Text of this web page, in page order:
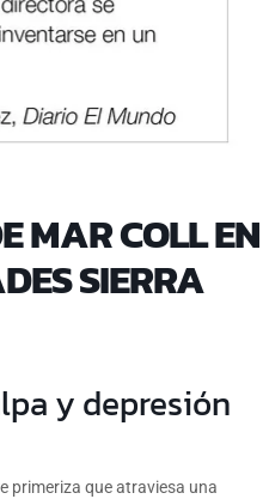
MAR COLL EN
SIERRA
y depresión
primeriza que atraviesa una